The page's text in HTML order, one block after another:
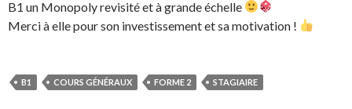
B1 un Monopoly revisité et à grande échelle
Merci à elle pour son investissement et sa motivation !
B1 COURS GÉNÉRAUX FORME 2 STAGIAIRE